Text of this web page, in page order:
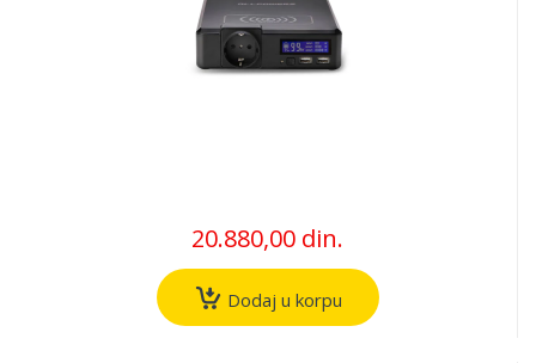
20.880,00 din.
Dodaj u korpu